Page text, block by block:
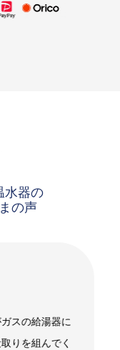
水器の
の声
の量だったの
ました。お電